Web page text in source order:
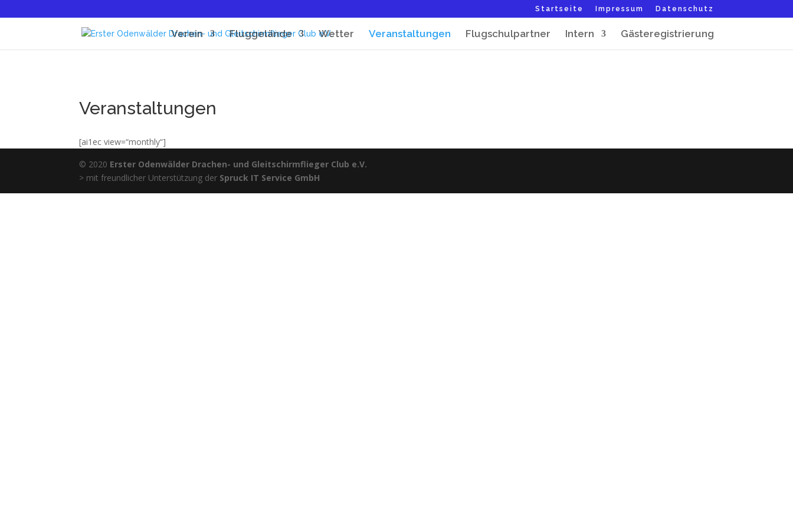
Startseite Impressum Datenschutz
Verein Fluggelände Wetter Veranstaltungen Flugschulpartner Intern Gästeregistrierung
Veranstaltungen
[ai1ec view=“monthly“]
© 2020 Erster Odenwälder Drachen- und Gleitschirmflieger Club e.V.
> mit freundlicher Unterstützung der Spruck IT Service GmbH